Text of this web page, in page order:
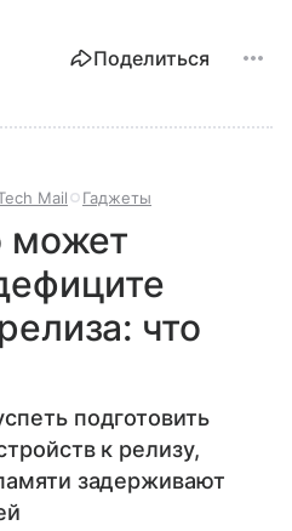
Поделиться
Mail Гаджеты
может
что
подготовить
к релизу,
задерживают